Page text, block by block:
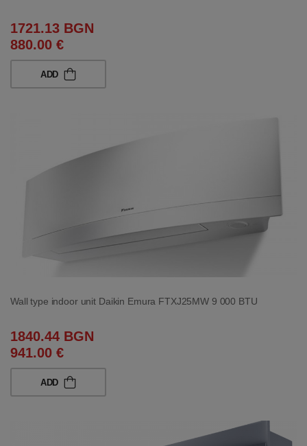
1721.13 BGN
880.00 €
ADD
Wall type indoor unit Daikin Emura FTXJ25MW 9 000 BTU
1840.44 BGN
941.00 €
ADD